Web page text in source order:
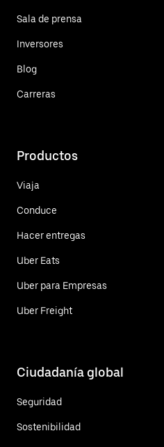
Sala de prensa
Inversores
Blog
Carreras
Productos
Viaja
Conduce
Hacer entregas
Uber Eats
Uber para Empresas
Uber Freight
Ciudadanía global
Seguridad
Sostenibilidad